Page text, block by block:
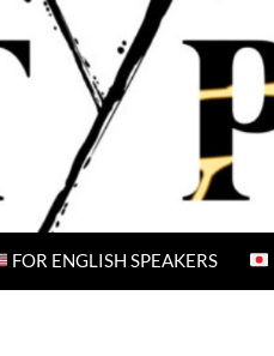
FOR ENGLISH SPEAKERS